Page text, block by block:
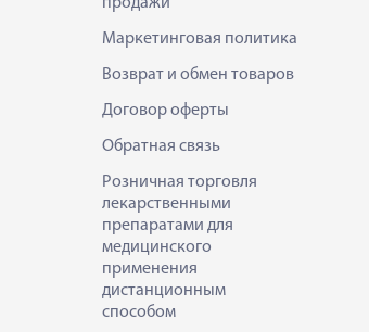
Маркетинговая политика
Возврат и обмен товаров
Договор оферты
Обратная связь
Розничная торговля
лекарственными
препаратами для
медицинского
применения
дистанционным
способом